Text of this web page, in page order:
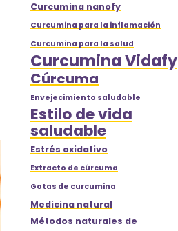
Curcumina nanofy
Curcumina para la inflamación
Curcumina para la salud
Curcumina Vidafy
Cúrcuma
Envejecimiento saludable
Estilo de vida
saludable
Estrés oxidativo
Extracto de cúrcuma
Gotas de curcumina
Medicina natural
Métodos naturales de